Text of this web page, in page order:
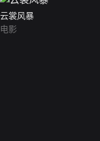
云裳风暴
电影